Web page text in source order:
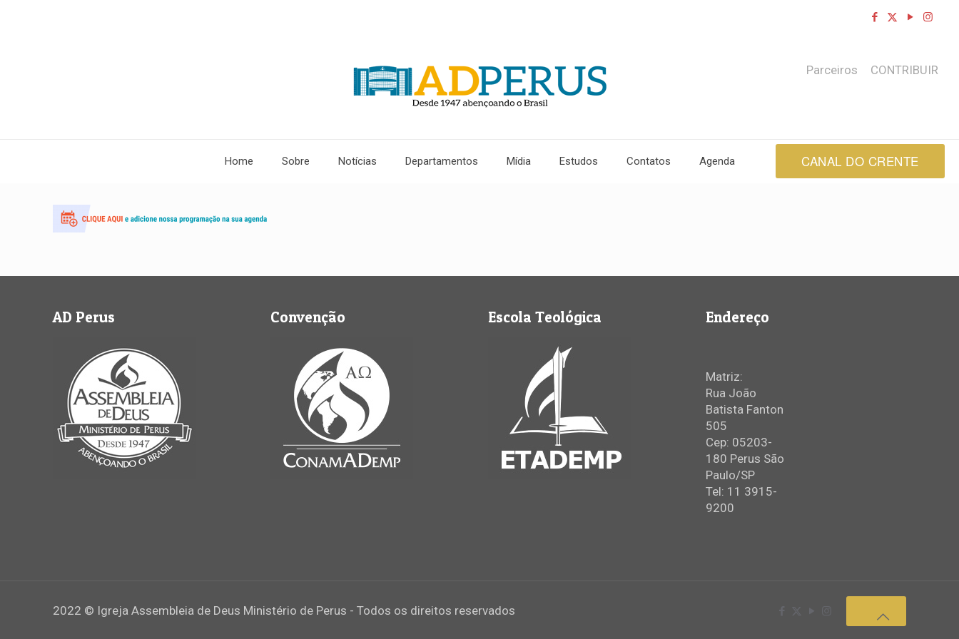
Home Sobre Notícias Departamentos Mídia Estudos Contatos Agenda
Parceiros CONTRIBUIR
CANAL DO CRENTE
AD Perus Convenção Escola Teológica Endereço
Matriz:
Rua João
Batista Fanton
505
Cep: 05203-
180 Perus São
Paulo/SP
Tel: 11 3915-
9200
2022 © Igreja Assembleia de Deus Ministério de Perus - Todos os direitos reservados